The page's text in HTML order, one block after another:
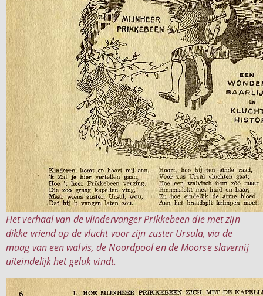
Het verhaal van de vlindervanger Prikkebeen die met zijn
dikke vriend op de vlucht voor zijn zuster Ursula, via de
maag van een walvis, de Noordpool en de Moorse slavernij
uiteindelijk het geluk vindt.